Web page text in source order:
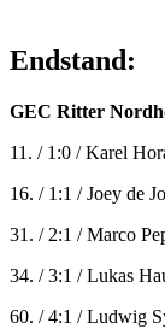
Endstand:
GEC Ritter
11. / 1:0 / Karel
16. / 1:1 / Joey de
31. / 2:1 / Marco
34. / 3:1 / Lukas
60. / 4:1 / Ludwig